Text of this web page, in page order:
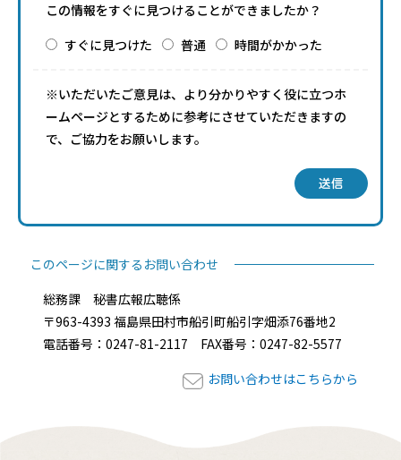
この情報をすぐに見つけることができましたか？
すぐに見つけた
普通 時間がかかった
※いただいたご意見は、より分かりやすく役に立つホ
ームページとするために参考にさせていただきますの
で、ご協力をお願いします。
送信
このページに関するお問い合わせ
総務課 秘書広報広聴係
〒963-4393 福島県田村市船引町船引字畑添76番地2
電話番号：0247-81-2117 FAX番号：0247-82-5577
お問い合わせはこちらから